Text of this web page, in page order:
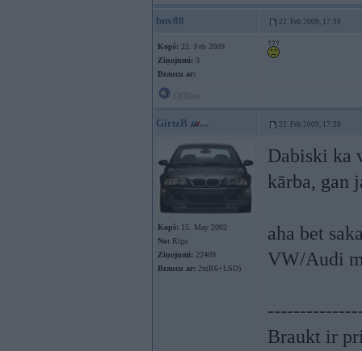
bnv88 22. Feb 2009, 17:39
Kopš: 22. Feb 2009
Ziņojumi: 3
Braucu ar:
GirtzB 22. Feb 2009, 17:39
Kopš: 15. May 2002
No: Rīga
Ziņojumi: 22409
Braucu ar: 2x(R6+LSD)
Dabiski ka
kārba, gan
aha bet
VW/Audi
Braukt ir